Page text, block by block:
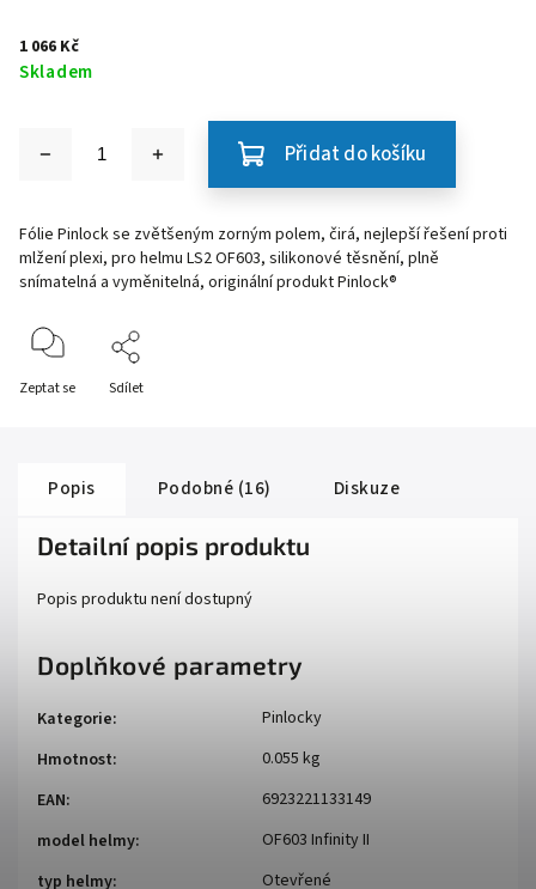
1 066 Kč
Skladem
Přidat do košíku
Fólie Pinlock se zvětšeným zorným polem, čirá, nejlepší řešení proti
mlžení plexi, pro helmu LS2 OF603, silikonové těsnění, plně
snímatelná a vyměnitelná, originální produkt Pinlock®
Zeptat se Sdílet
Popis Podobné (16) Diskuze
Detailní popis produktu
Popis produktu není dostupný
Doplňkové parametry
Kategorie:
Pinlocky
Hmotnost:
0.055 kg
EAN:
6923221133149
model helmy:
OF603 Infinity II
typ helmy: Otevřené